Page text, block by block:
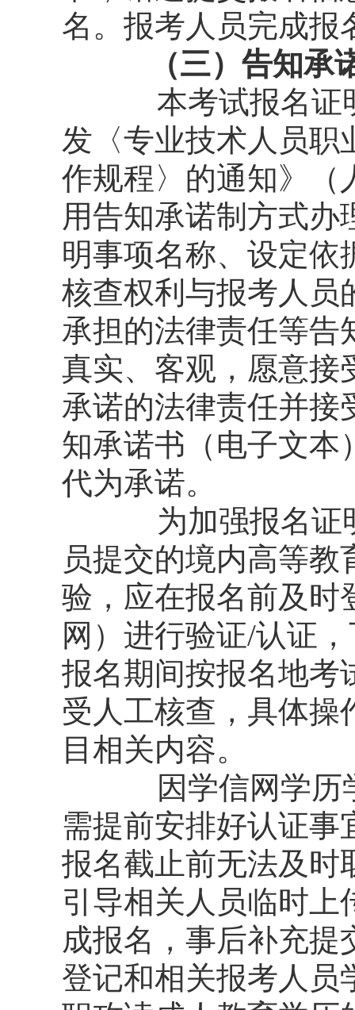
名。报考人员完成报
（三）告知承诺
本考试报名证
发〈专业技术人员职
作规程〉的通知》（
用告知承诺制方式办
明事项名称、设定依
核查权利与报考人员
承担的法律责任等告
真实、客观，愿意接
承诺的法律责任并接
知承诺书（电子文本
代为承诺。
为加强报名证
员提交的境内高等
验，应在报名前及时
网）进行验证/认证
报名期间按报名地考
受人工核查，具体操
目相关内容。
因学信网学
需提前安排好认证事
报名截止前无法及时
引导相关人员临时上
成报名，事后补充提
登记和相关报考人员